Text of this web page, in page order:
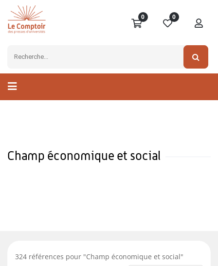
0 0
Champ économique et social
324 références pour "Champ économique et social"